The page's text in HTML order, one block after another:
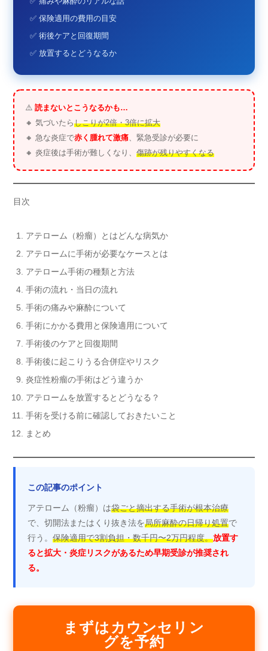
✅ 保険適用の費用の目安
✅ 術後ケアと回復期間
✅ 放置するとどうなるか
⚠️ 読まないとこうなるかも…
🔸 気づいたらしこりが2倍・3倍に拡大
🔸 急な炎症で赤く腫れて激痛、緊急受診が必要に
🔸 炎症後は手術が難しくなり、 傷跡が残りやすくなる
目次
アテローム（粉瘤）とはどんな病気か
アテロームに手術が必要なケースとは
アテローム手術の種類と方法
手術の流れ・当日の流れ
手術の痛みや麻酔について
手術にかかる費用と保険適用について
手術後のケアと回復期間
手術後に起こりうる合併症やリスク
炎症性粉瘤の手術はどう違うか
アテロームを放置するとどうなる？
手術を受ける前に確認しておきたいこと
まとめ
この記事のポイント
アテローム（粉瘤）は袋ごと摘出する手術が根本治療
で、切開法またはくり抜き法を局所麻酔の日帰り処置で
行う。 保険適用で3割負担・数千円〜2万円程度。放置す
ると拡大・炎症リスクがあるため早期受診が推奨され
る。
まずはカウンセリン
グを予約